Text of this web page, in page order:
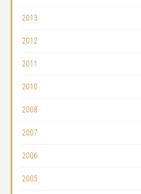
2013
2012
2011
2010
2008
2007
2006
2005